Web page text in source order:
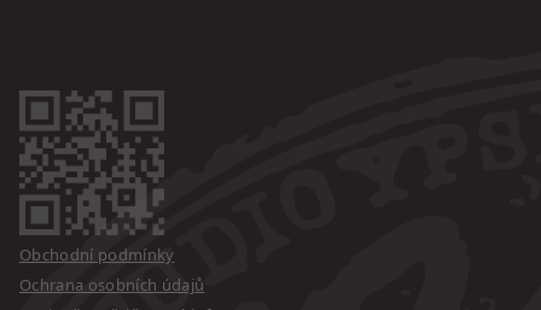
Obchodní podmínky
Ochrana osobních údajů